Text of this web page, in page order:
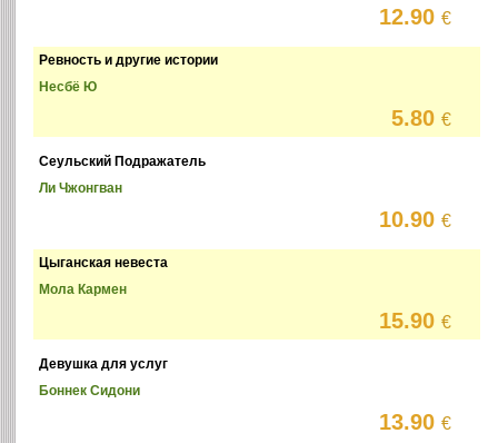
12.90€
Ревность и другие истории
Несбё Ю
5.80€
Сеульский Подражатель
Ли Чжонгван
10.90€
Цыганская невеста
Мола Кармен
15.90€
Девушка для услуг
Боннек Сидони
13.90€